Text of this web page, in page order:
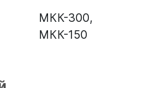
МКК-300,
МКК-150